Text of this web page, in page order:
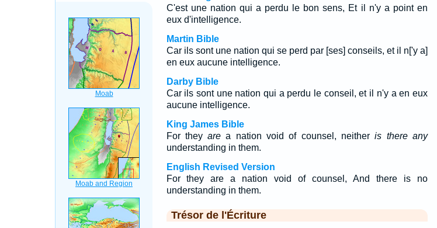
C'est une nation qui a perdu le bon sens, Et il n'y a point en
eux d'intelligence.
Martin Bible
Car ils sont une nation qui se perd par [ses] conseils, et il n['y a]
en eux aucune intelligence.
Darby Bible
Car ils sont une nation qui a perdu le conseil, et il n'y a en eux
aucune intelligence.
King James Bible
For theyare a nation void of counsel, neitheris there any
understanding in them.
English Revised Version
For they are a nation void of counsel, And there is no
understanding in them.
Trésor de l'Écriture